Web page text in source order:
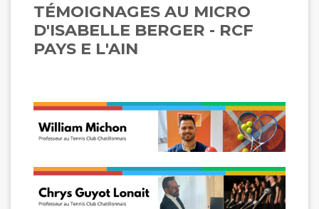
TÉMOIGNAGES AU MICRO
D'ISABELLE BERGER - RCF
PAYS E L'AIN